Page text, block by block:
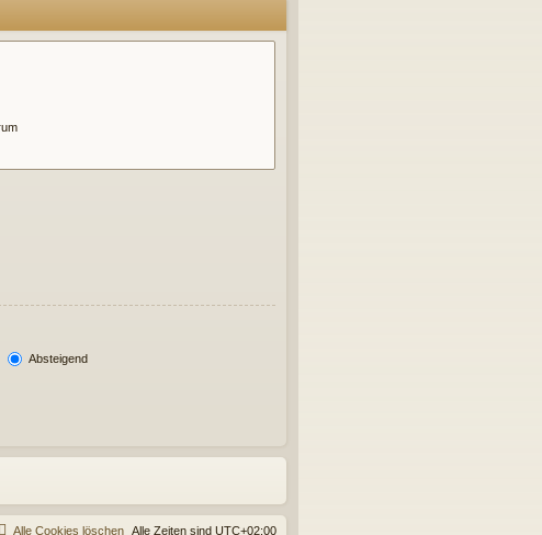
Absteigend
Alle Zeiten sind UTC+02:00
Alle Cookies löschen